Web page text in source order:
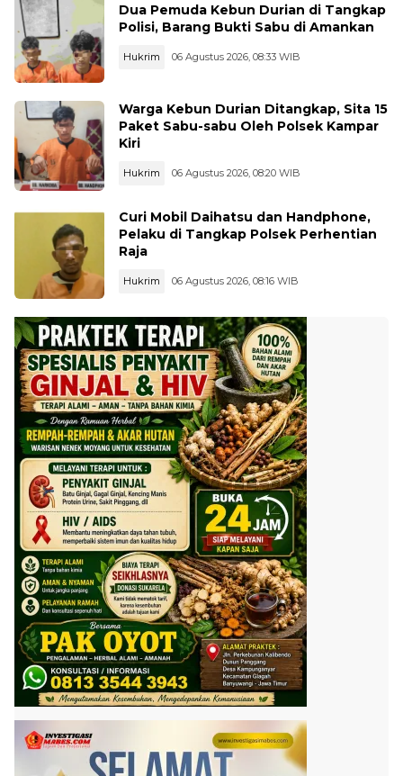
Dua Pemuda Kebun Durian di Tangkap
Polisi, Barang Bukti Sabu di Amankan
Hukrim 06 Agustus 2026, 08:33 WIB
Warga Kebun Durian Ditangkap, Sita 15
Paket Sabu-sabu Oleh Polsek Kampar
Kiri
Hukrim 06 Agustus 2026, 08:20 WIB
Curi Mobil Daihatsu dan Handphone,
Pelaku di Tangkap Polsek Perhentian
Raja
Hukrim 06 Agustus 2026, 08:16 WIB